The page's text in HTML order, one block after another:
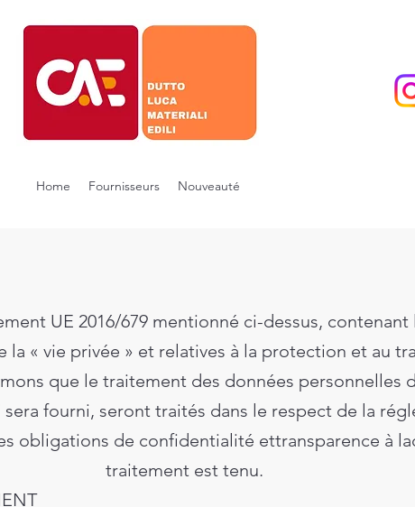
Home Fournisseurs Nouveauté
UE 2016/679 mentionné ci-dessus,
« vie privée » et relatives à la protection et au
que le traitement des données personnelles
fourni, seront traités dans le respect de la
obligations de confidentialité ettransparence à
traitement est tenu.